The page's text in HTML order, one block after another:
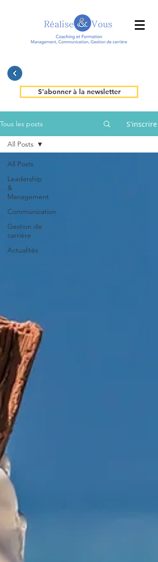
S'abonner à la newsletter
Tous les posts S'inscrire
All Posts
Leadership
&
Management
Communication
Gestion de
carrière
Actualités
All Posts